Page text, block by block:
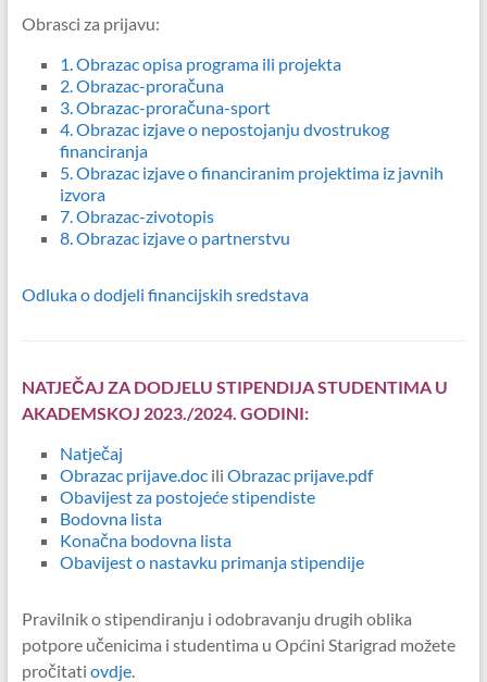
Obrasci za prijavu:
1. Obrazac opisa programa ili projekta
2. Obrazac-proračuna
3. Obrazac-proračuna-sport
4. Obrazac izjave o nepostojanju dvostrukog
financiranja
5. Obrazac izjave o financiranim projektima iz javnih
izvora
7. Obrazac-zivotopis
8. Obrazac izjave o partnerstvu
Odluka o dodjeli financijskih sredstava
NATJEČAJ ZA DODJELU STIPENDIJA STUDENTIMA U
AKADEMSKOJ 2023./2024. GODINI:
Natječaj
Obrazac prijave.docili Obrazac prijave.pdf
Obavijest za postojeće stipendiste
Bodovna lista
Konačna bodovna lista
Obavijest o nastavku primanja stipendije
Pravilnik o stipendiranju i odobravanju drugih oblika
potpore učenicima i studentima u Općini Starigrad možete
pročitati ovdje.